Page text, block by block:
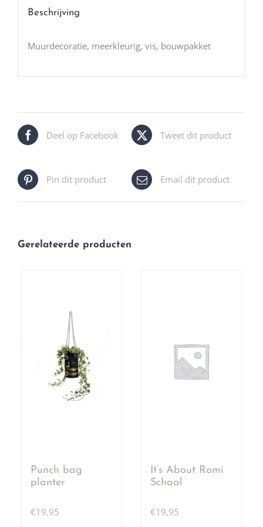
Beschrijving
Muurdecoratie, meerkleurig, vis, bouwpakket
Deel op Facebook Tweet dit product
Pin dit product Email dit product
Gerelateerde producten
Punch bag
planter
€19,95
It’s About Romi
Schaal
€19,95